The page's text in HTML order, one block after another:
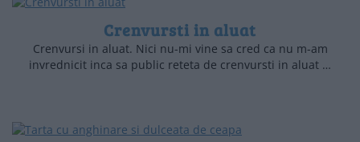
Crenvursti in aluat
Crenvursi in aluat. Nici nu-mi vine sa cred ca nu m-am
invrednicit inca sa public reteta de crenvursti in aluat …